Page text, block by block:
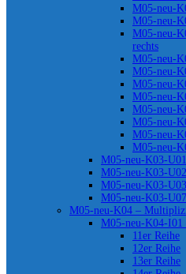
M05-neu-
M05-neu-
M05-neu-
rechts
M05-neu-
M05-neu-
M05-neu-
M05-neu-
M05-neu-
M05-neu-
M05-neu-
M05-neu-
M05-neu-K03-
M05-neu-K03-
M05-neu-K03-
M05-neu-K03-
M05-neu-K04 –
M05-neu-K04-I01
11er Reihe
12er Reihe
13er Reihe